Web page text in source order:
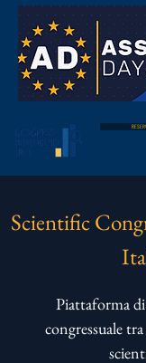
Scientific
Piattaforma
congressuale